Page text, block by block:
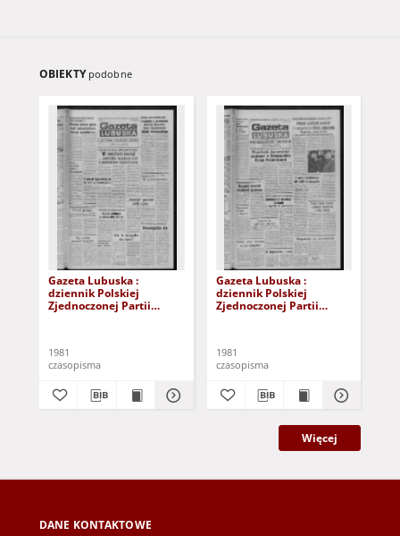
OBIEKTY podobne
Gazeta Lubuska :
dziennik Polskiej
Zjednoczonej Partii
Wyd. A
1981
czasopisma
Gazeta Lubuska :
dziennik Polskiej
Zjednoczonej Partii
Wyd. A
1981
czasopisma
Więcej
DANE KONTAKTOWE